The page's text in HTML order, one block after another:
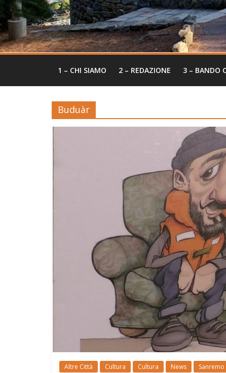
1 – CHI SIAMO 2 – REDAZIONE 3 – BANDO
Buduàr
Altre Città Cultura Cultura News Sanremo